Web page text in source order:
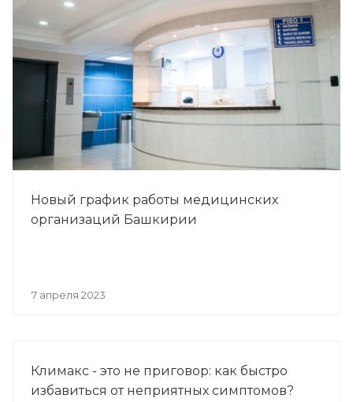
Новый график работы медицинских
организаций Башкирии
7 апреля 2023
Климакс - это не приговор: как быстро
избавиться от неприятных симптомов?